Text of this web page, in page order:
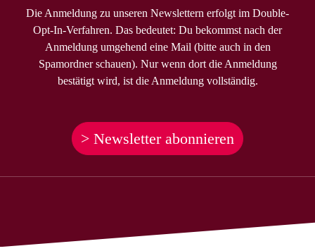
Die Anmeldung zu unseren Newslettern erfolgt im Double-
Opt-In-Verfahren. Das bedeutet: Du bekommst nach der
Anmeldung umgehend eine Mail (bitte auch in den
Spamordner schauen). Nur wenn dort die Anmeldung
bestätigt wird, ist die Anmeldung vollständig.
> Newsletter abonnieren